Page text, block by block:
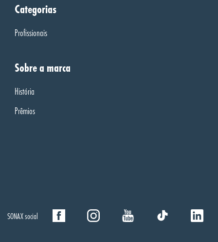
Categorias
Profissionais
Sobre a marca
História
Prêmios
SONAX social